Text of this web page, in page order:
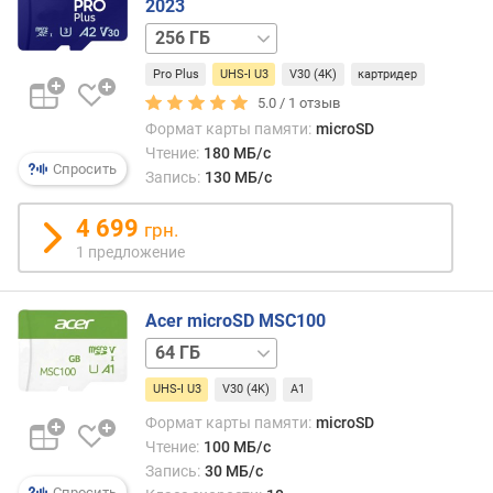
р
а
б
и
е
у
р
с
т
с
ч
Спросить
2023
512 ГБ
Pro Plus UHS-I U3 V30 (4K) картридер
5.0 / 1 отзыв
Формат карты памяти: microSD
Чтение: 180 МБ/с
Запись: 130 МБ/с
4 699 грн.
1 предложение
Acer microSD MSC100
32 ГБ
UHS-I U3 V30 (4K) A1
Формат карты памяти: microSD
Чтение: 100 МБ/с
Запись: 30 МБ/с